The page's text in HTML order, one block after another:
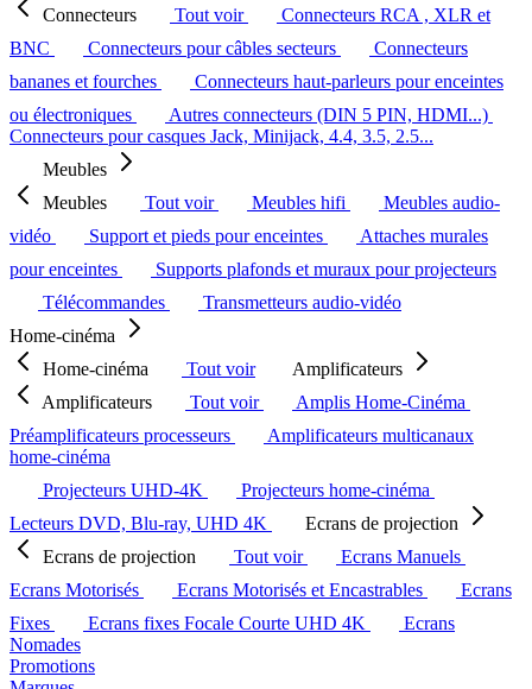
Connecteurs
Tout voir
Connecteurs RCA , XLR et
BNC
Connecteurs pour câbles secteurs
Connecteurs
bananes et fourches
Connecteurs haut-parleurs pour enceintes
ou électroniques
Autres connecteurs (DIN 5 PIN, HDMI...)
Connecteurs pour casques Jack, Minijack, 4.4, 3.5, 2.5...
Meubles
Meubles
Tout voir Meubles hifi
Meubles audio-
vidéo
Support et pieds pour enceintes
Attaches murales
pour enceintes
Supports plafonds et muraux pour projecteurs
Télécommandes
Transmetteurs audio-vidéo
Home-cinéma
Home-cinéma
Tout voir
Amplificateurs
Amplificateurs
Tout voir
Amplis Home-Cinéma
Préamplificateurs processeurs
Amplificateurs multicanaux
home-cinéma
Projecteurs UHD-4K
Projecteurs home-cinéma
Lecteurs DVD, Blu-ray, UHD 4K
Ecrans de projection
Ecrans de projection
Tout voir
Ecrans Manuels
Ecrans Motorisés
Ecrans Motorisés et Encastrables
Ecrans
Fixes
Ecrans fixes Focale Courte UHD 4K
Ecrans
Nomades
Promotions